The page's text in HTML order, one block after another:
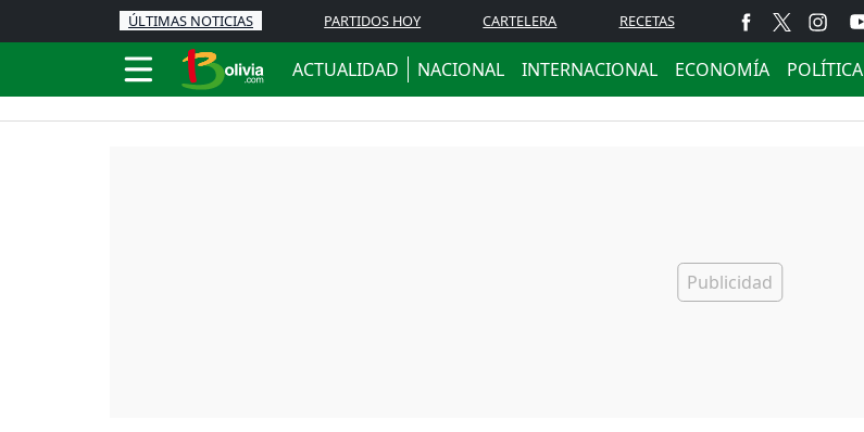
ÚLTIMAS NOTICIAS PARTIDOS HOY CARTELERA RECETAS
ACTUALIDAD NACIONAL INTERNACIONAL ECONOMÍA POLÍTICA